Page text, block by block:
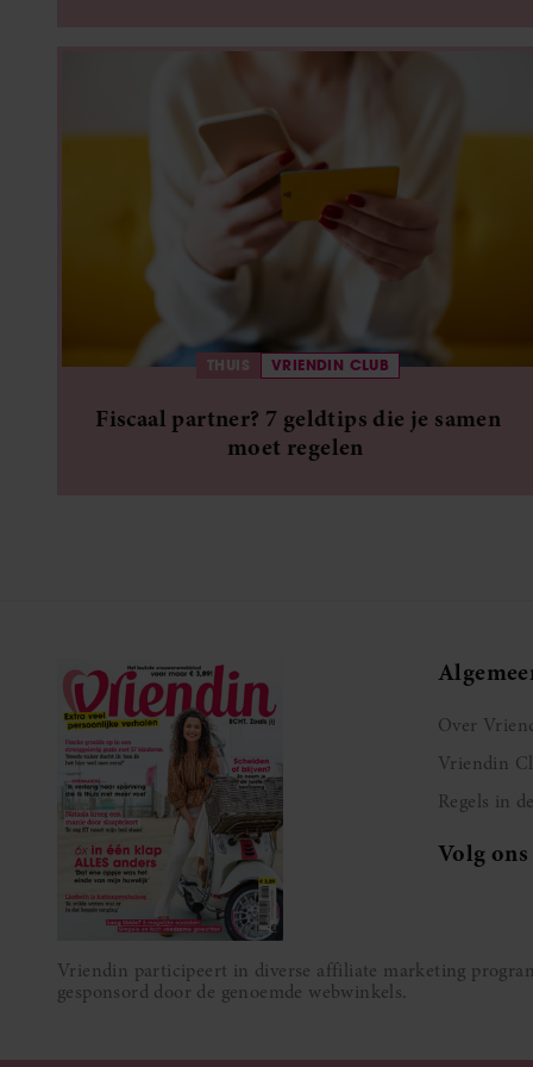
THUIS VRIENDIN CLUB
Fiscaal partner? 7 geldtips die je samen
moet regelen
Over
Vriendin
Regels in
Volg ons
Vriendin participeert in diverse affiliate marketing
gesponsord door de genoemde webwinkels.
MEER INFORMATIE